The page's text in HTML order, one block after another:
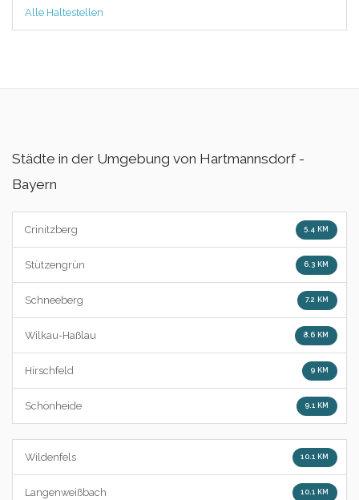
Alle Haltestellen
Städte in der Umgebung von Hartmannsdorf -
Bayern
Crinitzberg 5.4 KM
Stützengrün 6.3 KM
Schneeberg 7.2 KM
Wilkau-Haßlau 8.6 KM
Hirschfeld 9 KM
Schönheide 9.1 KM
Wildenfels 10.1 KM
Langenweißbach 10.1 KM